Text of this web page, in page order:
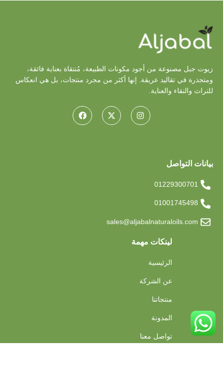
زيوت جبل مصنوعة من أجود مكونات الطبيعة، مُنتقاة بعناية فائقة،
ومتجذرة في تقاليد عريقة. إنها أكثر من مجرد منتجات، بل هي انعكاس
للتراث والنقاء والعناية.
لينكات مهمة
الرئيسية
عن الشركة
منتجاتنا
المدونة
تواصل معنا
بيانات التواصل
01229300701
01001745498
sales@aljabalnaturaloils.com